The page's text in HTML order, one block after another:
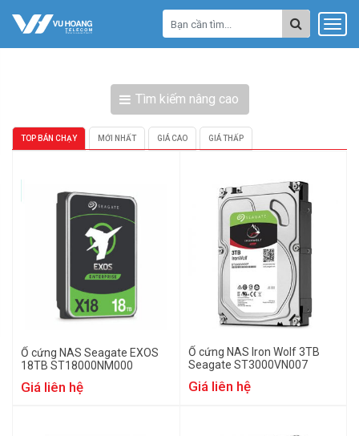
Tìm kiếm nâng cao
TOP BÁN CHẠY MỚI NHẤT GIÁ CAO GIÁ THẤP
Ổ cứng NAS Seagate EXOS
18TB ST18000NM000
Giá liên hệ
Ổ cứng NAS Iron Wolf 3TB
Seagate ST3000VN007
Giá liên hệ